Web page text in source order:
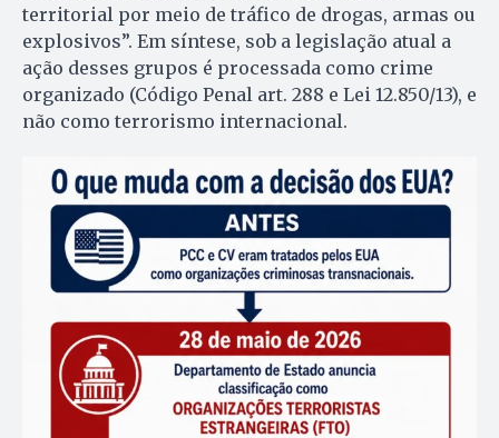
territorial por meio de tráfico de drogas, armas ou
explosivos”. Em síntese, sob a legislação atual a
ação desses grupos é processada como crime
organizado (Código Penal art. 288 e Lei 12.850/13), e
não como terrorismo internacional.